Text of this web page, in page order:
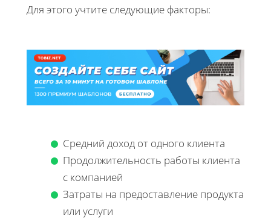
Для этого учтите следующие факторы:
Средний доход от одного клиента
Продолжительность работы клиента
с компанией
Затраты на предоставление продукта
или услуги